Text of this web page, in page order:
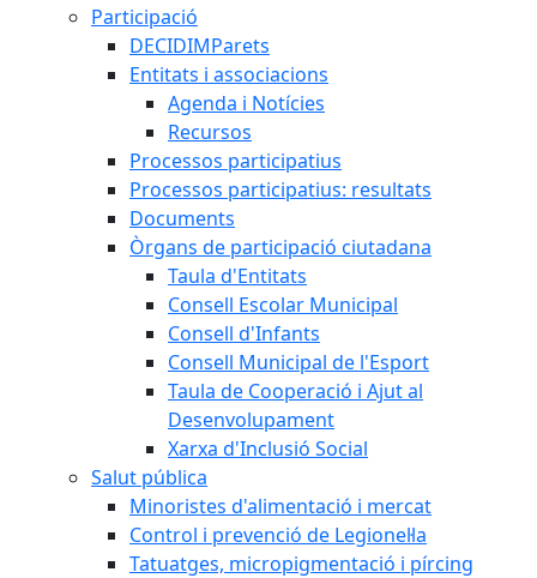
Participació
DECIDIMParets
Entitats i associacions
Agenda i Notícies
Recursos
Processos participatius
Processos participatius: resultats
Documents
Òrgans de participació ciutadana
Taula d'Entitats
Consell Escolar Municipal
Consell d'Infants
Consell Municipal de l'Esport
Taula de Cooperació i Ajut al
Desenvolupament
Xarxa d'Inclusió Social
Salut pública
Minoristes d'alimentació i mercat
Control i prevenció de Legionel·la
Tatuatges, micropigmentació i pírcing